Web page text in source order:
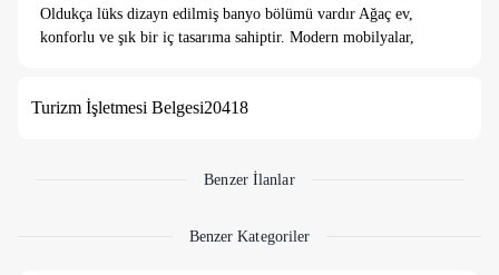
Oldukça lüks dizayn edilmiş banyo bölümü vardır Ağaç ev,
konforlu ve şık bir iç tasarıma sahiptir. Modern mobilyalar,
isteyeceğiniz bir deneyim yaşamaya hazır olun!
Turizm İşletmesi Belgesi20418
Benzer İlanlar
Benzer Kategoriler